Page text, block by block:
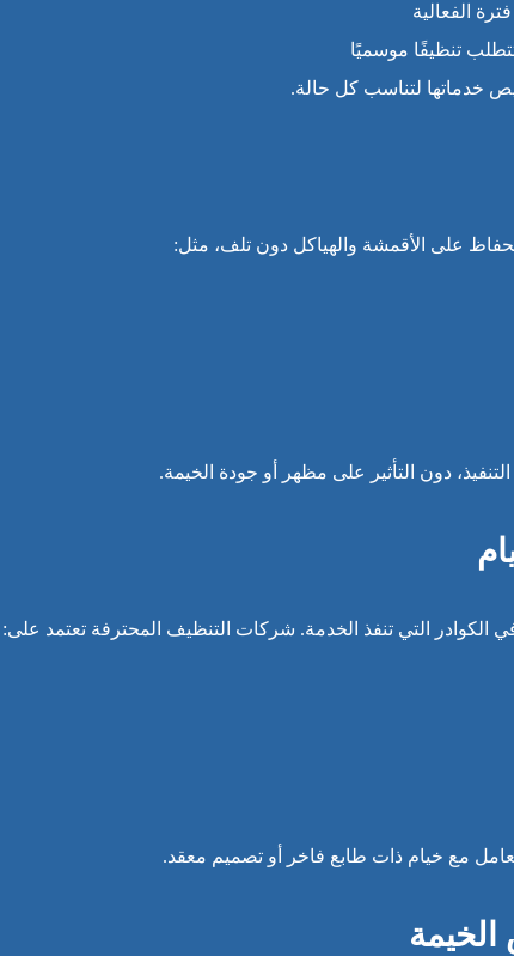
الفعالية
تنظيفًا موسميًا
خدماتها لتناسب كل حالة.
على الأقمشة والهياكل دون تلف، مثل:
دون التأثير على مظهر أو جودة الخيمة.
الكوادر التي تنفذ الخدمة. شركات التنظيف المحترفة تعتمد على:
مع خيام ذات طابع فاخر أو تصميم معقد.